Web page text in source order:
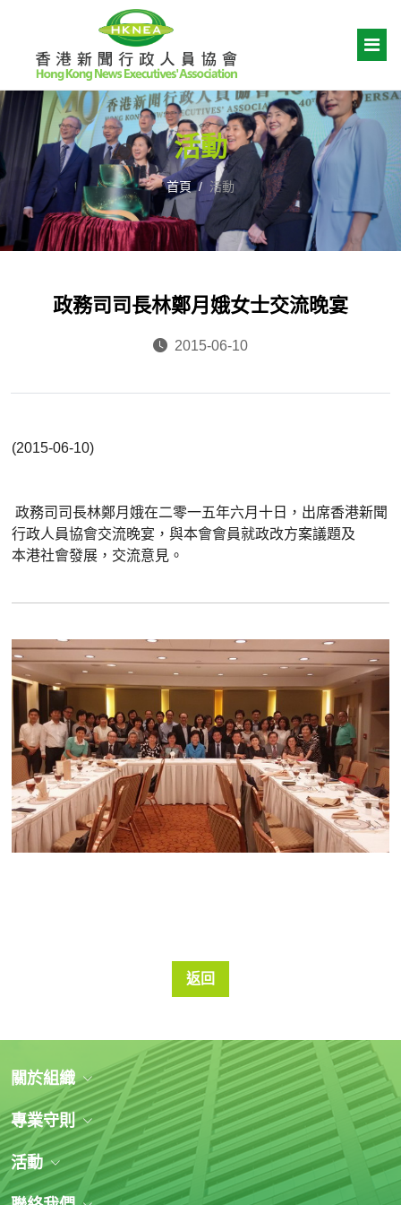
活動
首頁 活動
政務司司長林鄭月娥女士交流晚宴
2015-06-10
(2015-06-10)
政務司司長林鄭月娥在二零一五年六月十日，出席香港新聞
行政人員協會交流晚宴，與本會會員就政改方案議題及
本港社會發展，交流意見。
返回
關於組織
專業守則
活動